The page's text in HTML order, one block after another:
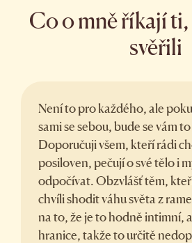
Co o mně říkají ti,
svěřili
Není to pro každého, ale
sami se sebou, bude se vám
Doporučuji všem, kteří rádi
posiloven, pečují o své tělo i
odpočívat. Obzvlášť těm,
chvíli shodit váhu světa z
na to, že je to hodně intimní,
hranice, takže to určitě